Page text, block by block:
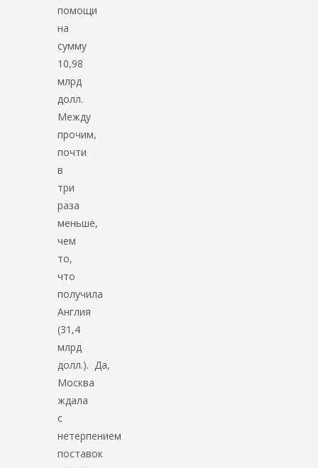
помощи
на
сумму
10,98
млрд
долл.
Между
прочим,
почти
в
три
раза
меньше,
чем
то,
что
получила
Англия
(31,4
млрд
долл.). Да,
Москва
ждала
с
нетерпением
поставок